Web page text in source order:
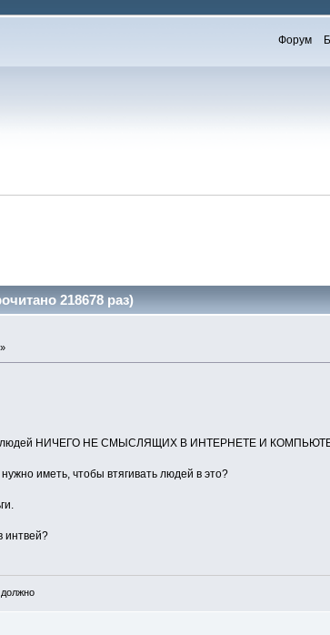
Форум
218678 раз)
людей НИЧЕГО НЕ СМЫСЛЯЩИХ В ИНТЕРНЕТЕ И
иметь, чтобы втягивать людей в это?
интвей?